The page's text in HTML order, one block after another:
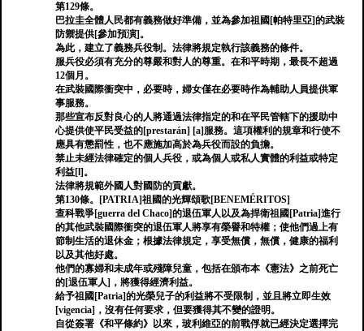
第129條。
巴拉圭全體人民都有義務做好準備，並為參加祖國[帕特里亞]的武裝
防禦提供[參加預演]。
為此，建立了義務兵役制。法律將規定執行該義務的條件。
服兵役必須有充分的尊嚴和對人的尊重。在和平時期，最長不超過
12個月。
在武裝國際衝突中，必要時，婦女僅在必要時作為輔助人員提供軍
事服務。
那些宣布反對良心的人將通過法律指定的和在平民管轄下的援助中
心提供使平民受益的[prestarán] [a]服務。這項權利的規章和行使不
應具有懲罰性，也不應施加高於為兵役而設的負擔。
禁止未經法律確定的個人兵役，或為個人或私人實體的利益或特定
利益[l]。
法律將規範外國人對國防的貢獻。
第130條。[PATRIA]祖國的光輝頌歌[BENEMÉRITOS]
查科戰爭[guerra del Chaco]的退伍軍人以及為捍衛祖國[Patria]進行
的其他武裝國際衝突的退伍軍人將享有榮譽和特權；使他們過上有
節制生活的退休金；根據法律規定，享受無償，無償，健康的福利
以及其他好處。
他們的寡婦和未成年或殘障兒童，包括在頒布本《憲法》之前死亡
的[退伍軍人]，將獲得經濟利益。
給予祖國[Patria]的光榮兒子的利益將不受限制，並且將立即生效
[vigencia]，沒有任何要求，但要獲得其不變的證明。
自從簽署《和平條約》以來，玻利維亞的前戰俘就已經決定選擇完